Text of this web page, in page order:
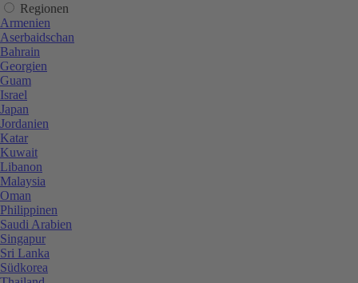
Regionen
Armenien
Aserbaidschan
Bahrain
Georgien
Guam
Israel
Japan
Jordanien
Katar
Kuwait
Libanon
Malaysia
Oman
Philippinen
Saudi Arabien
Singapur
Sri Lanka
Südkorea